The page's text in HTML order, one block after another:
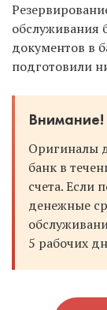
обслуживания
документов в
подготовили
Внимание!
Оригиналы
банк в
счета. Если
денежные
5 рабочих